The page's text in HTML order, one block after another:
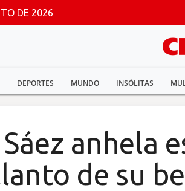
DE 2026
DEPORTES MUNDO INSÓLITAS
anhela
de su